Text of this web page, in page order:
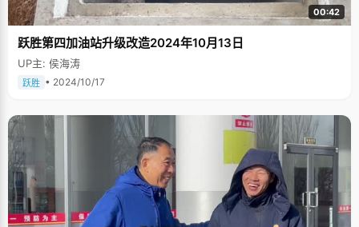
00:42
跃胜第四加油站升级改造2024年10月13日
UP主: 侯海涛
跃胜 • 2024/10/17